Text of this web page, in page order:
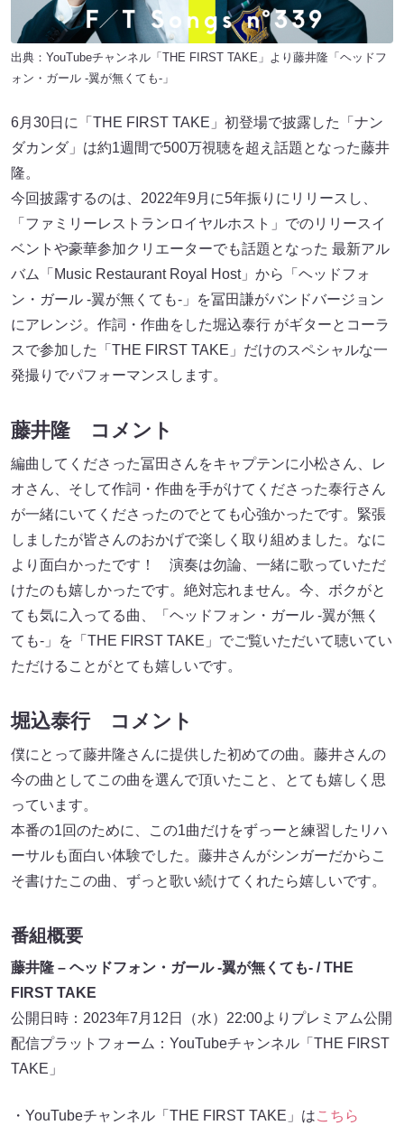
出典：YouTubeチャンネル「THE FIRST TAKE」より藤井隆「ヘッドフ
ォン・ガール -翼が無くても-」
6月30日に「THE FIRST TAKE」初登場で披露した「ナン
ダカンダ」は約1週間で500万視聴を超え話題となった藤井
隆。
今回披露するのは、2022年9月に5年振りにリリースし、
「ファミリーレストランロイヤルホスト」でのリリースイ
ベントや豪華参加クリエーターでも話題となった 最新アル
バム「Music Restaurant Royal Host」から「ヘッドフォ
ン・ガール -翼が無くても-」を冨田謙がバンドバージョン
にアレンジ。作詞・作曲をした堀込泰行 がギターとコーラ
スで参加した「THE FIRST TAKE」だけのスペシャルな一
発撮りでパフォーマンスします。
藤井隆 コメント
編曲してくださった冨田さんをキャプテンに小松さん、レ
オさん、そして作詞・作曲を手がけてくださった泰行さん
が一緒にいてくださったのでとても心強かったです。緊張
しましたが皆さんのおかげで楽しく取り組めました。なに
より面白かったです！ 演奏は勿論、一緒に歌っていただ
けたのも嬉しかったです。絶対忘れません。今、ボクがと
ても気に入ってる曲、「ヘッドフォン・ガール -翼が無く
ても-」を「THE FIRST TAKE」でご覧いただいて聴いてい
ただけることがとても嬉しいです。
堀込泰行 コメント
僕にとって藤井隆さんに提供した初めての曲。藤井さんの
今の曲としてこの曲を選んで頂いたこと、とても嬉しく思
っています。
本番の1回のために、この1曲だけをずっーと練習したリハ
ーサルも面白い体験でした。藤井さんがシンガーだからこ
そ書けたこの曲、ずっと歌い続けてくれたら嬉しいです。
番組概要
藤井隆 – ヘッドフォン・ガール -翼が無くても- / THE
FIRST TAKE
公開日時：2023年7月12日（水）22:00よりプレミアム公開
配信プラットフォーム：YouTubeチャンネル「THE FIRST
TAKE」
・YouTubeチャンネル「THE FIRST TAKE」はこちら